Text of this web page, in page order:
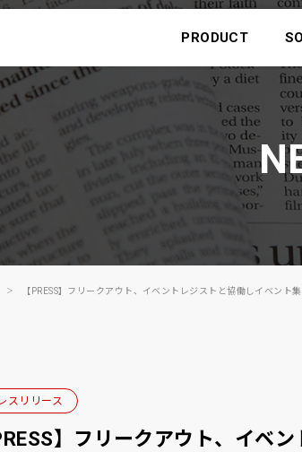
PRODUCT
【PRESS】フリークアウト、イベントレジストと協働しイベン
スリリース
】フリークアウト、イベ